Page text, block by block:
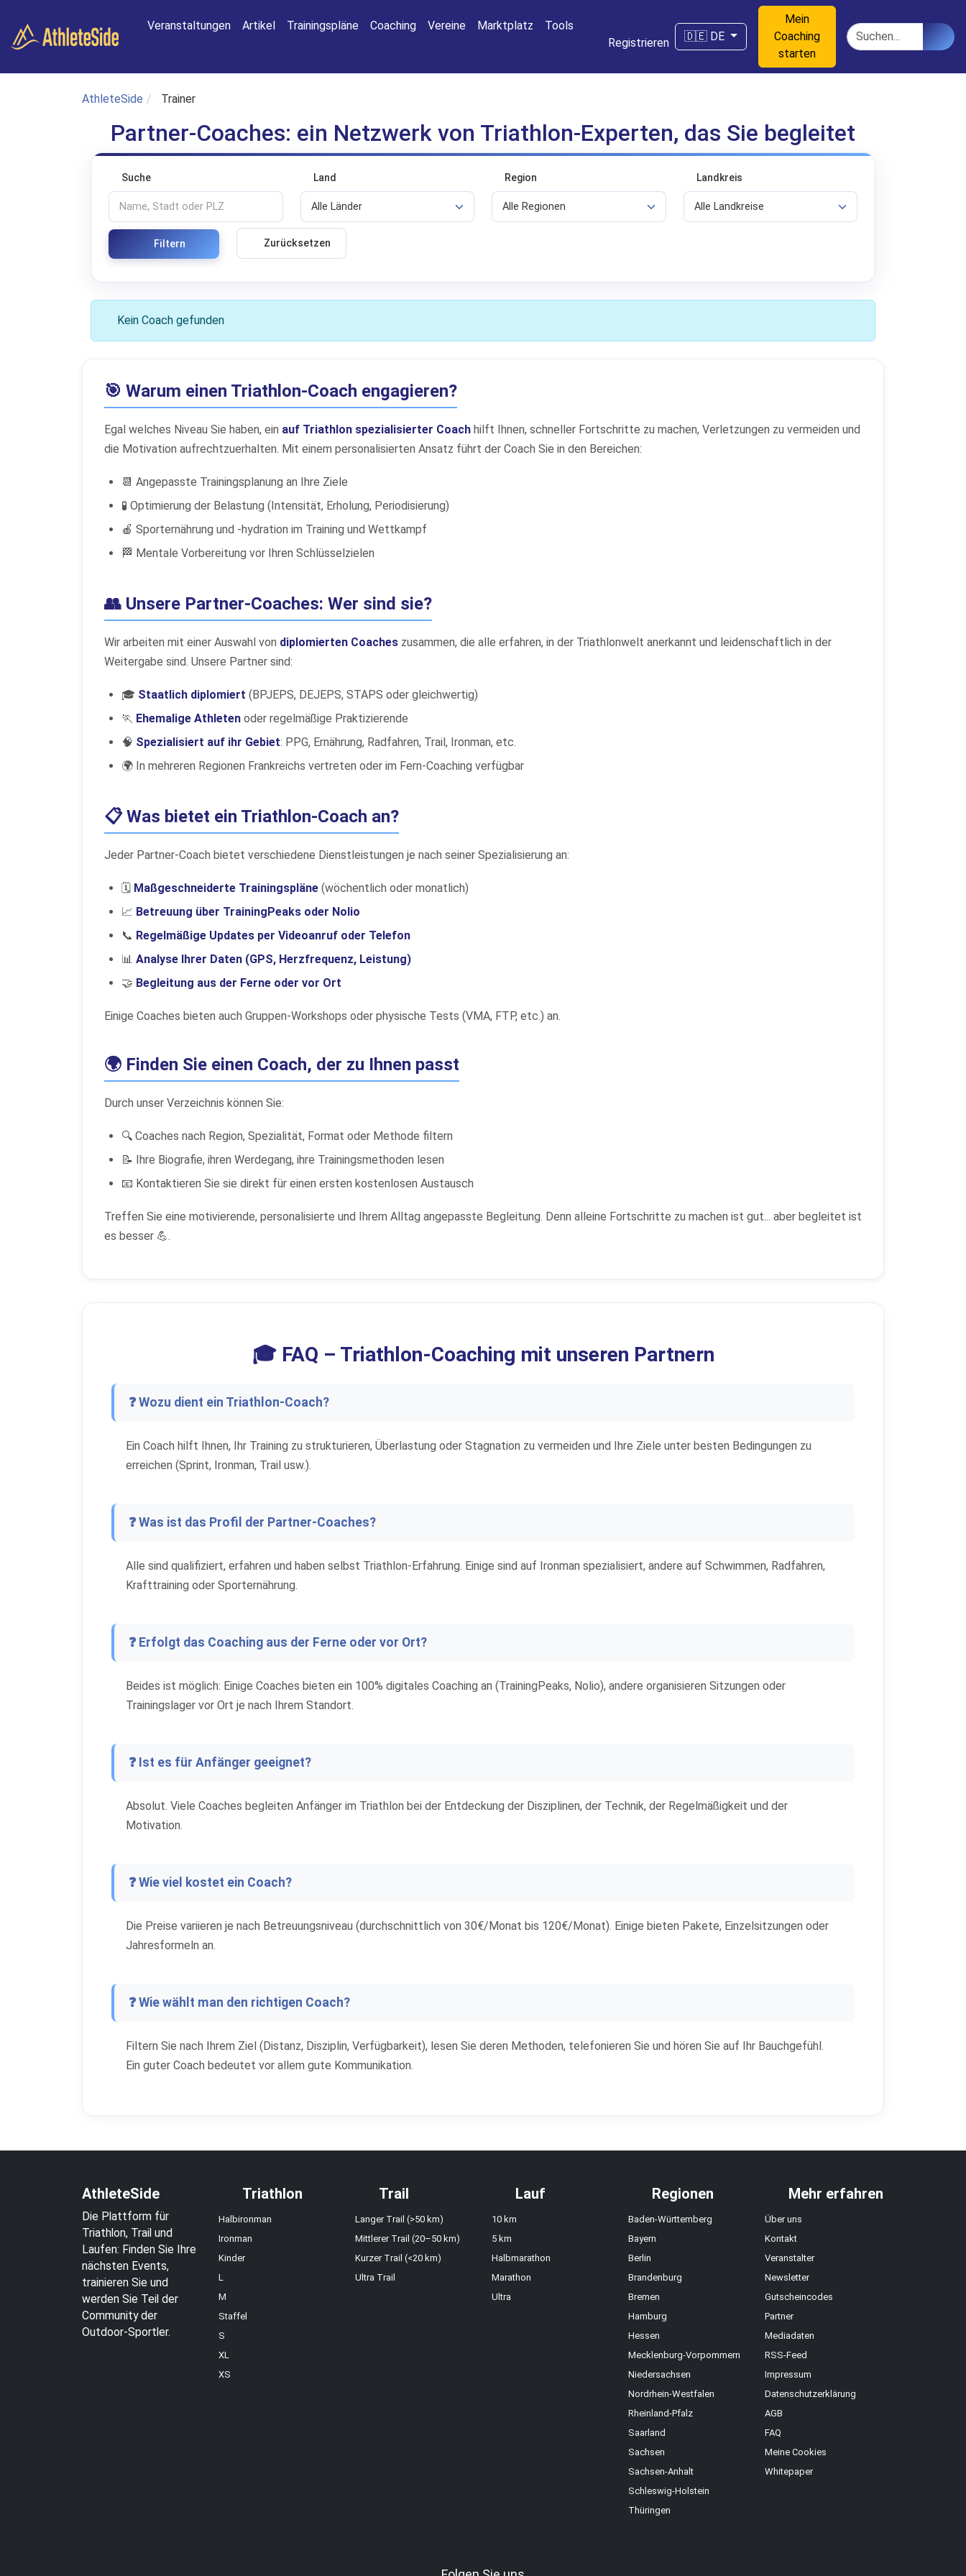
Veranstaltungen
Artikel Trainingspläne Coaching Vereine Marktplatz Tools
Registrieren
🇩🇪 DE
Mein
Coaching
starten
Suchen
AthleteSide Trainer
Partner-Coaches: ein Netzwerk von Triathlon-Experten, das Sie begleitet
Suche Land Region Landkreis
Filtern Zurücksetzen
Kein Coach gefunden
🎯 Warum einen Triathlon-Coach engagieren?
Egal welches Niveau Sie haben, ein auf Triathlon spezialisierter Coach hilft Ihnen, schneller Fortschritte zu machen, Verletzungen zu vermeiden und
die Motivation aufrechtzuerhalten. Mit einem personalisierten Ansatz führt der Coach Sie in den Bereichen:
📆 Angepasste Trainingsplanung an Ihre Ziele
🧪 Optimierung der Belastung (Intensität, Erholung, Periodisierung)
🍎 Sporternährung und -hydration im Training und Wettkampf
🏁 Mentale Vorbereitung vor Ihren Schlüsselzielen
👥 Unsere Partner-Coaches: Wer sind sie?
Wir arbeiten mit einer Auswahl von diplomierten Coaches zusammen, die alle erfahren, in der Triathlonwelt anerkannt und leidenschaftlich in der
Weitergabe sind. Unsere Partner sind:
🎓 Staatlich diplomiert (BPJEPS, DEJEPS, STAPS oder gleichwertig)
🏃 Ehemalige Athleten oder regelmäßige Praktizierende
🧠 Spezialisiert auf ihr Gebiet: PPG, Ernährung, Radfahren, Trail, Ironman, etc.
🌍 In mehreren Regionen Frankreichs vertreten oder im Fern-Coaching verfügbar
📋 Was bietet ein Triathlon-Coach an?
Jeder Partner-Coach bietet verschiedene Dienstleistungen je nach seiner Spezialisierung an:
🗓️ Maßgeschneiderte Trainingspläne (wöchentlich oder monatlich)
📈 Betreuung über TrainingPeaks oder Nolio
📞 Regelmäßige Updates per Videoanruf oder Telefon
📊 Analyse Ihrer Daten (GPS, Herzfrequenz, Leistung)
🤝 Begleitung aus der Ferne oder vor Ort
Einige Coaches bieten auch Gruppen-Workshops oder physische Tests (VMA, FTP, etc.) an.
🌍 Finden Sie einen Coach, der zu Ihnen passt
Durch unser Verzeichnis können Sie:
🔍 Coaches nach Region, Spezialität, Format oder Methode filtern
📝 Ihre Biografie, ihren Werdegang, ihre Trainingsmethoden lesen
📧 Kontaktieren Sie sie direkt für einen ersten kostenlosen Austausch
Treffen Sie eine motivierende, personalisierte und Ihrem Alltag angepasste Begleitung. Denn alleine Fortschritte zu machen ist gut... aber begleitet ist
es besser 💪.
🎓 FAQ – Triathlon-Coaching mit unseren Partnern
❓ Wozu dient ein Triathlon-Coach?
Ein Coach hilft Ihnen, Ihr Training zu strukturieren, Überlastung oder Stagnation zu vermeiden und Ihre Ziele unter besten Bedingungen zu
erreichen (Sprint, Ironman, Trail usw.).
❓ Was ist das Profil der Partner-Coaches?
Alle sind qualifiziert, erfahren und haben selbst Triathlon-Erfahrung. Einige sind auf Ironman spezialisiert, andere auf Schwimmen, Radfahren,
Krafttraining oder Sporternährung.
❓ Erfolgt das Coaching aus der Ferne oder vor Ort?
Beides ist möglich: Einige Coaches bieten ein 100% digitales Coaching an (TrainingPeaks, Nolio), andere organisieren Sitzungen oder
Trainingslager vor Ort je nach Ihrem Standort.
❓ Ist es für Anfänger geeignet?
Absolut. Viele Coaches begleiten Anfänger im Triathlon bei der Entdeckung der Disziplinen, der Technik, der Regelmäßigkeit und der
Motivation.
❓ Wie viel kostet ein Coach?
Die Preise variieren je nach Betreuungsniveau (durchschnittlich von 30€/Monat bis 120€/Monat). Einige bieten Pakete, Einzelsitzungen oder
Jahresformeln an.
❓ Wie wählt man den richtigen Coach?
Filtern Sie nach Ihrem Ziel (Distanz, Disziplin, Verfügbarkeit), lesen Sie deren Methoden, telefonieren Sie und hören Sie auf Ihr Bauchgefühl.
Ein guter Coach bedeutet vor allem gute Kommunikation.
AthleteSide
Die Plattform für
Triathlon, Trail und
Laufen: Finden Sie Ihre
nächsten Events,
trainieren Sie und
werden Sie Teil der
Community der
Outdoor-Sportler.
Triathlon
Halbironman
Ironman
Kinder
L
M
Staffel
S
XL
XS
Trail
Langer Trail (>50 km)
Mittlerer Trail (20–50 km)
Kurzer Trail (<20 km)
Ultra Trail
Lauf
10 km
5 km
Halbmarathon
Marathon
Ultra
Regionen
Baden-Württemberg
Bayern
Berlin
Brandenburg
Bremen
Hamburg
Hessen
Mecklenburg-Vorpommern
Niedersachsen
Nordrhein-Westfalen
Rheinland-Pfalz
Saarland
Sachsen
Sachsen-Anhalt
Schleswig-Holstein
Thüringen
Mehr erfahren
Über uns
Kontakt
Veranstalter
Newsletter
Gutscheincodes
Partner
Mediadaten
RSS-Feed
Impressum
Datenschutzerklärung
AGB
FAQ
Meine Cookies
Whitepaper